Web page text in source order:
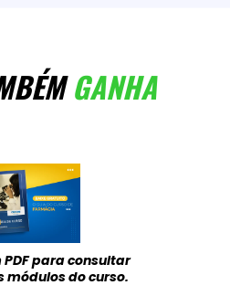
GANHA
para consultar
módulos do curso.